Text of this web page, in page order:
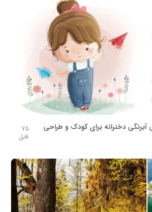
آبرنگی دخترانه برای کودک و طراحی
75
فایل